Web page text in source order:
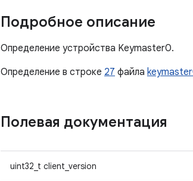
Подробное описание
Определение устройства Keymaster0.
Определение в строке 27 файла
Полевая документация
uint32_t client_version